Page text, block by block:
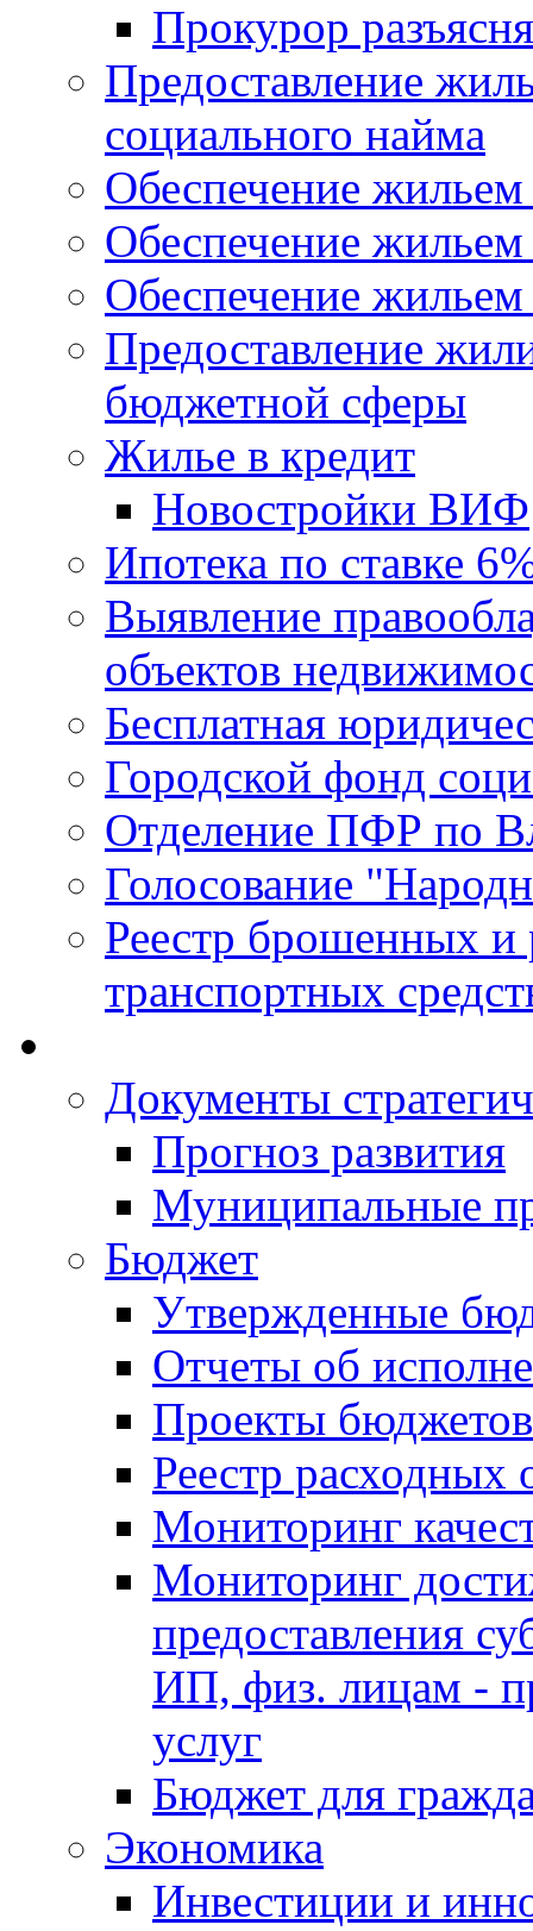
Прокурор
Предоставление
социального найма
Обеспечение
Обеспечение
Обеспечение жильем
Предоставление
бюджетной сферы
Жилье в кредит
Новостройки ВИФ
Ипотека по ставке
Выявление
объектов
Бесплатная
Городской фонд
Отделение ПФР по
Голосование
Реестр брошенных и
транспортных
Документы
Прогноз развития
Муниципальные
Бюджет
Утвержденные
Отчеты об
Проекты бюджетов
Реестр расходных
Мониторинг
Мониторинг
предоставления
ИП, физ. лицам -
услуг
Бюджет для
Экономика
Инвестиции и